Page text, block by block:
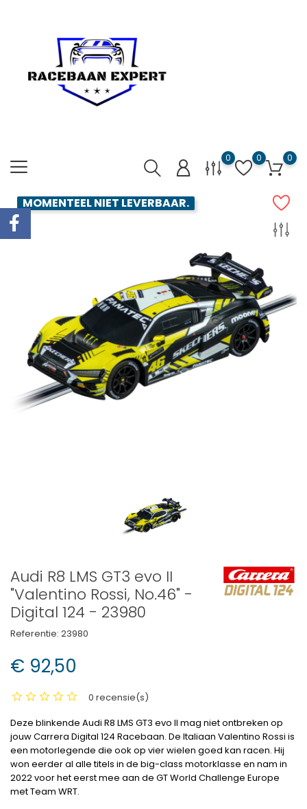
0 0 0
MOMENTEEL NIET LEVERBAAR.
Audi R8 LMS GT3 evo II
"Valentino Rossi, No.46" -
Digital 124 - 23980
Referentie: 23980
€ 92,50
0 recensie(s)
Deze blinkende Audi R8 LMS GT3 evo II mag niet ontbreken op
jouw Carrera Digital 124 Racebaan. De Italiaan Valentino Rossi is
een motorlegende die ook op vier wielen goed kan racen. Hij
won eerder al alle titels in de big-class motorklasse en nam in
2022 voor het eerst mee aan de GT World Challenge Europe
met Team WRT.